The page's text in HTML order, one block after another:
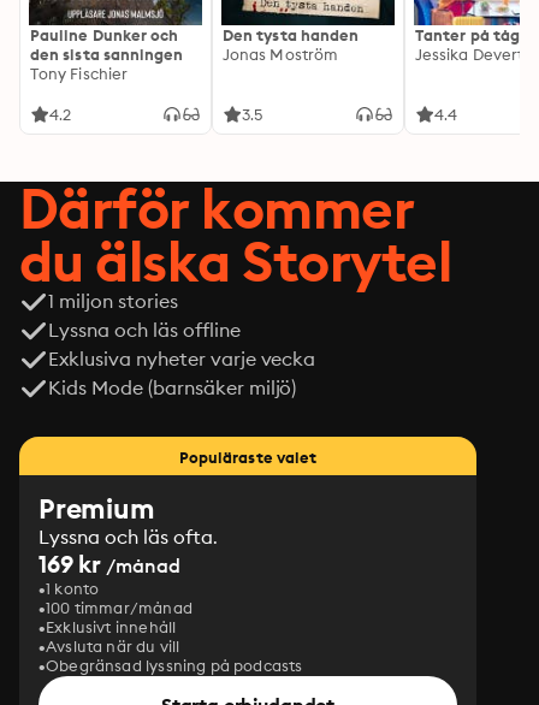
Pauline Dunker och
den sista sanningen
Tony Fischier
4.2
Den tysta handen
Jonas Moström
3.5
Tanter på tåg
Jessika Devert
4.4
Därför kommer
du älska Storytel
1 miljon stories
Lyssna och läs offline
Exklusiva nyheter varje vecka
Kids Mode (barnsäker miljö)
Populäraste valet
Premium
Lyssna och läs ofta.
169 kr /månad
1 konto
100 timmar/månad
Exklusivt innehåll
Avsluta när du vill
Obegränsad lyssning på podcasts